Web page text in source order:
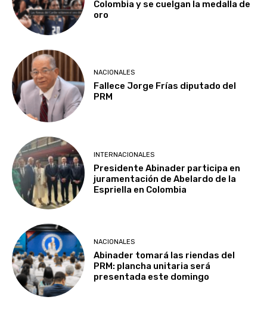
Colombia y se cuelgan la medalla de
oro
NACIONALES
Fallece Jorge Frías diputado del
PRM
INTERNACIONALES
Presidente Abinader participa en
juramentación de Abelardo de la
Espriella en Colombia
NACIONALES
Abinader tomará las riendas del
PRM: plancha unitaria será
presentada este domingo